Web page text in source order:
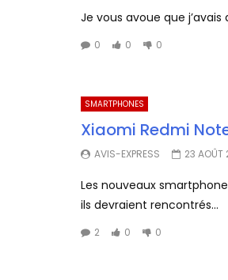
Je vous avoue que
0 0 0
SMARTPHONES
Xiaomi Redmi
AVIS-EXPRESS 23 AOÛT
Les nouveaux
ils devraient rencontrés...
2 0 0